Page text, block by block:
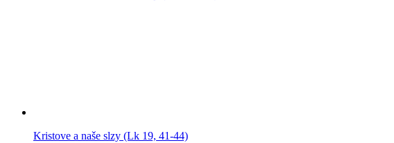
Kristove a naše slzy (Lk 19, 41-44)